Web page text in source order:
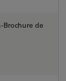
Brochure de